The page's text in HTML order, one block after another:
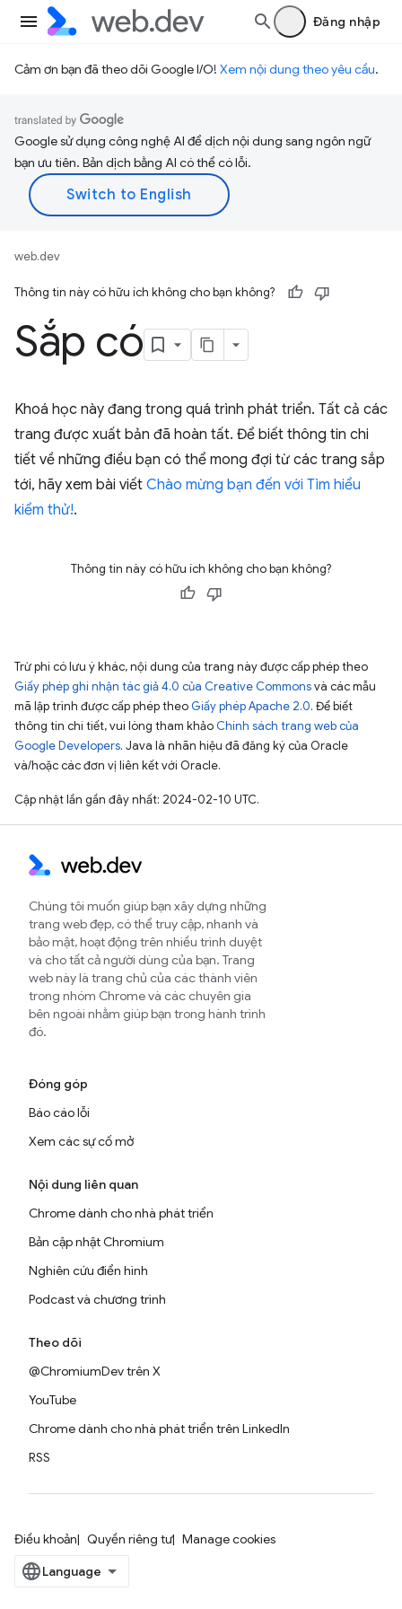
Đăng nhập
Cảm ơn bạn đã theo dõi Google I/O! Xem nội dung theo yêu cầu.
Google sử dụng công nghệ AI để dịch nội dung sang ngôn ngữ
bạn ưu tiên. Bản dịch bằng AI có thể có lỗi.
web.dev
Thông tin này có hữu ích không cho bạn không?
Sắp có
Khoá học này đang trong quá trình phát triển. Tất cả các
trang được xuất bản đã hoàn tất. Để biết thông tin chi
tiết về những điều bạn có thể mong đợi từ các trang sắp
tới, hãy xem bài viết Chào mừng bạn đến với Tìm hiểu
kiểm thử!.
Thông tin này có hữu ích không cho bạn không?
Trừ phi có lưu ý khác, nội dung của trang này được cấp phép theo
Giấy phép ghi nhận tác giả 4.0 của Creative Commonsvà các mẫu
mã lập trình được cấp phép theo Giấy phép Apache 2.0. Để biết
thông tin chi tiết, vui lòng tham khảo Chính sách trang web của
Google Developers. Java là nhãn hiệu đã đăng ký của Oracle
và/hoặc các đơn vị liên kết với Oracle.
Cập nhật lần gần đây nhất: 2024-02-10 UTC.
Chúng tôi muốn giúp bạn xây dựng những
trang web đẹp, có thể truy cập, nhanh và
bảo mật, hoạt động trên nhiều trình duyệt
và cho tất cả người dùng của bạn. Trang
web này là trang chủ của các thành viên
trong nhóm Chrome và các chuyên gia
bên ngoài nhằm giúp bạn trong hành trình
đó.
Đóng góp
Báo cáo lỗi
Xem các sự cố mở
Nội dung liên quan
Chrome dành cho nhà phát triển
Bản cập nhật Chromium
Nghiên cứu điển hình
Podcast và chương trình
Theo dõi
@ChromiumDev trên X
YouTube
Chrome dành cho nhà phát triển trên LinkedIn
RSS
Điều khoản Quyền riêng tư Manage cookies